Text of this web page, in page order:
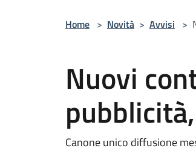
Home > Novità > Avvisi >
Nuovi
Canone unico diffusione